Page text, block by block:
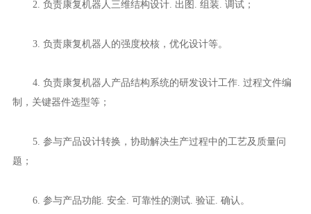
2. 负责康复机器人三维结构设计. 出图. 组装. 调试；
3. 负责康复机器人的强度校核，优化设计等。
4. 负责康复机器人产品结构系统的研发设计工作. 过程文件编
制，关键器件选型等；
5. 参与产品设计转换，协助解决生产过程中的工艺及质量问
题；
6. 参与产品功能. 安全. 可靠性的测试. 验证. 确认。